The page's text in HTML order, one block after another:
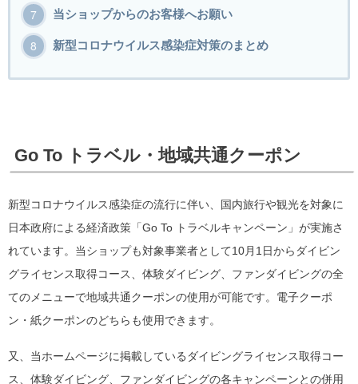
当ショップからのお客様へお願い
新型コロナウイルス感染症対策のまとめ
Go To トラベル・地域共通クーポン
新型コロナウイルス感染症の流行に伴い、国内旅行や観光を対象に
日本政府による経済政策「Go To トラベルキャンペーン」が実施さ
れています。当ショップも対象事業者として10月1日からダイビン
グライセンス取得コース、体験ダイビング、ファンダイビングの全
てのメニューで地域共通クーポンの使用が可能です。電子クーポ
ン・紙クーポンのどちらも使用できます。
又、当ホームページに掲載しているダイビングライセンス取得コー
ス、体験ダイビング、ファンダイビングの各キャンペーンとの併用